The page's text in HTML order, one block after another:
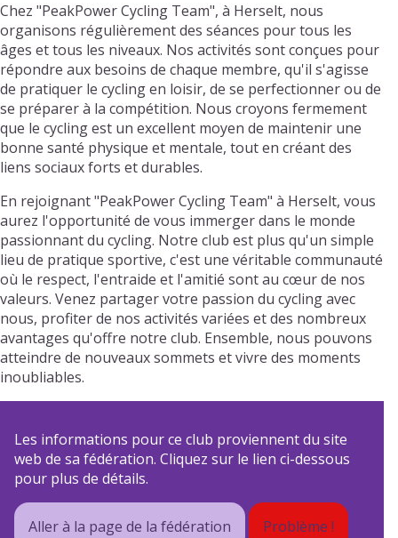
Chez "PeakPower Cycling Team", à Herselt, nous
organisons régulièrement des séances pour tous les
âges et tous les niveaux. Nos activités sont conçues pour
répondre aux besoins de chaque membre, qu'il s'agisse
de pratiquer le cycling en loisir, de se perfectionner ou de
se préparer à la compétition. Nous croyons fermement
que le cycling est un excellent moyen de maintenir une
bonne santé physique et mentale, tout en créant des
liens sociaux forts et durables.
En rejoignant "PeakPower Cycling Team" à Herselt, vous
aurez l'opportunité de vous immerger dans le monde
passionnant du cycling. Notre club est plus qu'un simple
lieu de pratique sportive, c'est une véritable communauté
où le respect, l'entraide et l'amitié sont au cœur de nos
valeurs. Venez partager votre passion du cycling avec
nous, profiter de nos activités variées et des nombreux
avantages qu'offre notre club. Ensemble, nous pouvons
atteindre de nouveaux sommets et vivre des moments
inoubliables.
Les informations pour ce club proviennent du site
web de sa fédération. Cliquez sur le lien ci-dessous
pour plus de détails.
Aller à la page de la fédération Problème !